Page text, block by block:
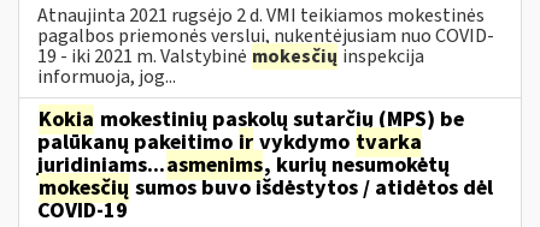
Atnaujinta 2021 rugsėjo 2 d. VMI teikiamos mokestinės
pagalbos priemonės verslui, nukentėjusiam nuo COVID-
19 - iki 2021 m. Valstybinė mokesčių inspekcija
informuoja, jog...
Kokia mokestinių paskolų sutarčių (MPS) be
palūkanų pakeitimo ir vykdymo tvarka
juridiniams...asmenims, kurių nesumokėtų
mokesčių sumos buvo išdėstytos / atidėtos dėl
COVID-19